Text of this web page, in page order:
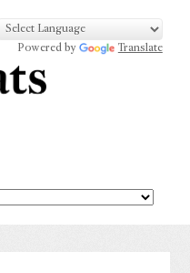
Powered by Translate